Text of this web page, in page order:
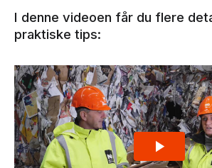
I denne videoen får du flere
praktiske tips: